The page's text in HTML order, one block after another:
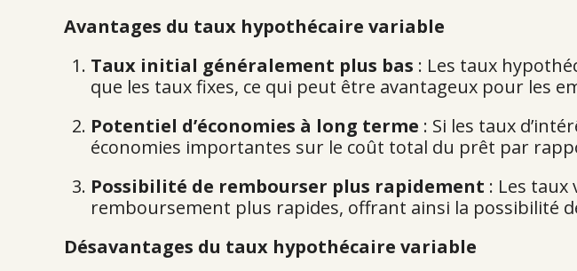
Avantages du taux hypothécaire variable
Taux initial généralement plus bas : Les taux
que les taux fixes, ce qui peut être avantageux pour les
Potentiel d’économies à long terme : Si les taux
économies importantes sur le coût total du prêt par
Possibilité de rembourser plus rapidement : Les taux
remboursement plus rapides, offrant ainsi la possibilité
Désavantages du taux hypothécaire variable